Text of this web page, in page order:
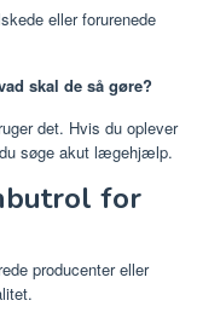
eller forurenede
skal de så gøre?
det. Hvis du oplever
søge akut lægehjælp.
for
producenter eller